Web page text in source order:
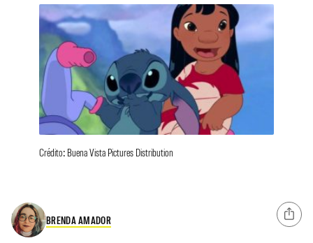
Crédito: Buena Vista Pictures Distribution
BRENDA AMADOR